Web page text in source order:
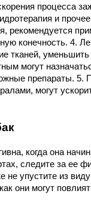
процесса
и
рекомендуется
конечность. 4.
тканей,
могут
препараты.
могут
когда она
следите за ее
не упустите из
они могут